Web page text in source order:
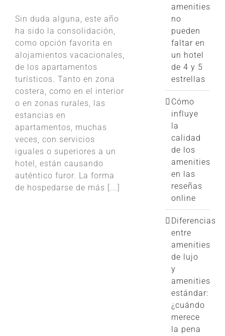
Sin duda alguna, este año
ha sido la consolidación,
como opción favorita en
alojamientos vacacionales,
de los apartamentos
turísticos. Tanto en zona
costera, como en el interior
o en zonas rurales, las
estancias en
apartamentos, muchas
veces, con servicios
iguales o superiores a un
hotel, están causando
auténtico furor. La forma
de hospedarse de más [...]
amenities
no
pueden
faltar en
un hotel
de 4 y 5
estrellas
Cómo
influye
la
calidad
de los
amenities
en las
reseñas
online
Diferencias
entre
amenities
de lujo
y
amenities
estándar:
¿cuándo
merece
la pena